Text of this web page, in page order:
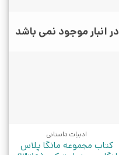
در انبار موجود نمی باشد
ادبیات داستانی
کتاب مجموعه مانگا پلاس